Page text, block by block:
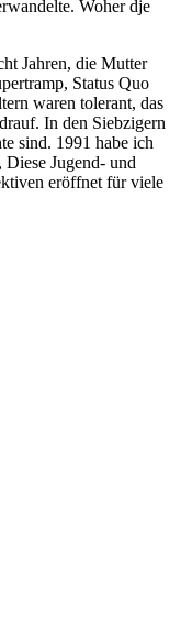
Woher dje
Jahren, die Mutter
Status Quo
waren tolerant, das
In den Siebzigern
sind. 1991 habe ich
Jugend- und
eröffnet für viele